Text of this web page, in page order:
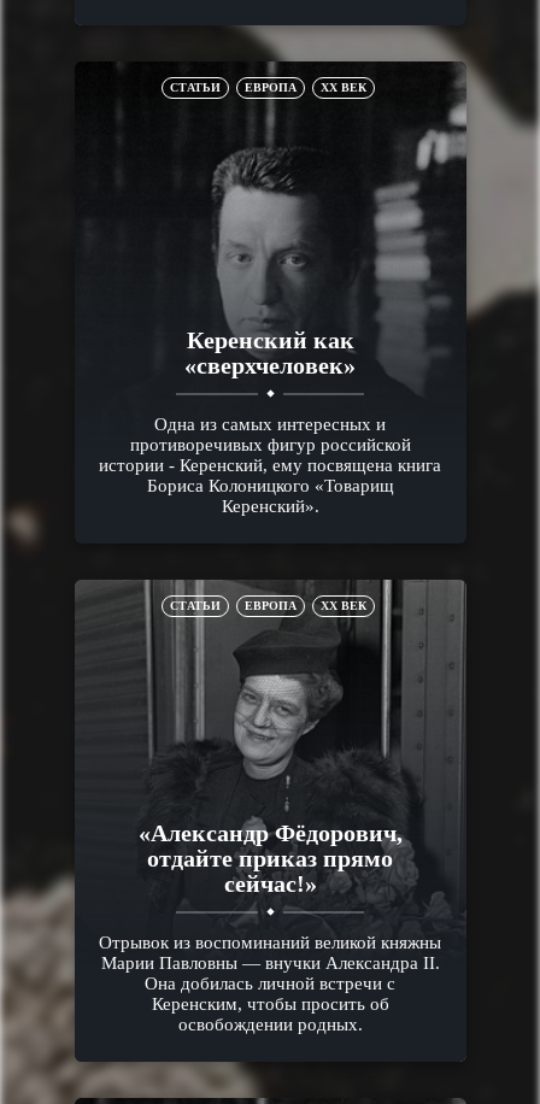
СТАТЬИ ЕВРОПА XX ВЕК
Керенский как
«сверхчеловек»
Одна из самых интересных и
противоречивых фигур российской
истории - Керенский, ему посвящена книга
Бориса Колоницкого «Товарищ
Керенский».
СТАТЬИ ЕВРОПА XX ВЕК
«Александр Фёдорович,
отдайте приказ прямо
сейчас!»
Отрывок из воспоминаний великой княжны
Марии Павловны — внучки Александра II.
Она добилась личной встречи с
Керенским, чтобы просить об
освобождении родных.